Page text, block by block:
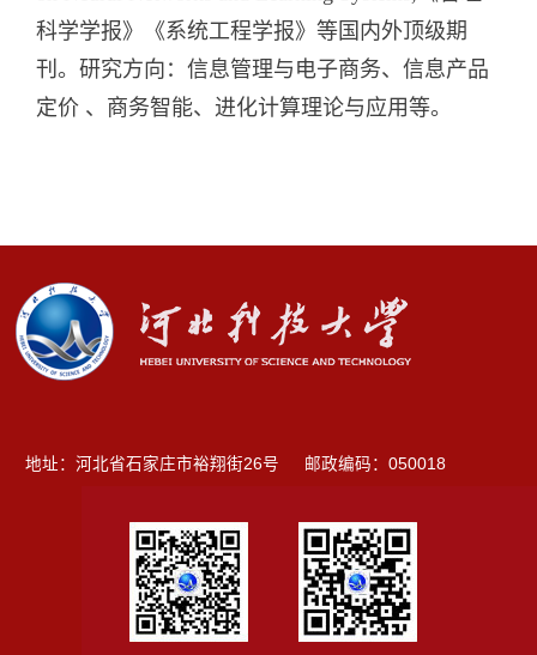
科学学报》《系统工程学报》等国内外顶级期
刊。研究方向：信息管理与电子商务、信息产品
定价 、商务智能、进化计算理论与应用等。
地址：河北省石家庄市裕翔街26号 邮政编码：050018